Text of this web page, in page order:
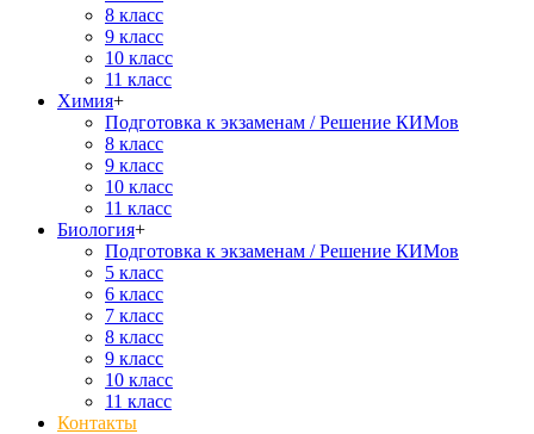
8 класс
9 класс
10 класс
11 класс
Химия+
Подготовка к экзаменам / Решение КИМов
8 класс
9 класс
10 класс
11 класс
Биология+
Подготовка к экзаменам / Решение КИМов
5 класс
6 класс
7 класс
8 класс
9 класс
10 класс
11 класс
Контакты